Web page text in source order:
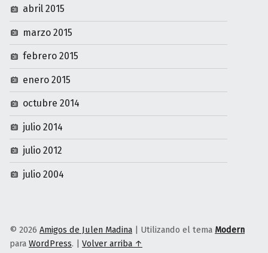
abril 2015
marzo 2015
febrero 2015
enero 2015
octubre 2014
julio 2014
julio 2012
julio 2004
© 2026 Amigos de Julen Madina | Utilizando el tema Modern
para WordPress. | Volver arriba ↑